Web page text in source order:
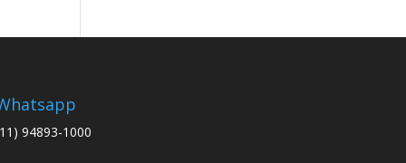
94893-1000